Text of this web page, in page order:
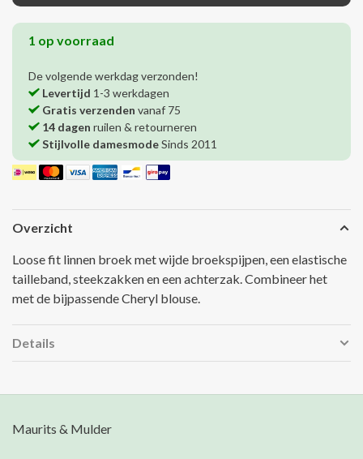
1 op voorraad
De volgende werkdag verzonden!
Levertijd 1-3 werkdagen
Gratis verzenden vanaf 75
14 dagen ruilen & retourneren
Stijlvolle damesmodeSinds 2011
Overzicht
Loose fit linnen broek met wijde broekspijpen, een elastische
tailleband, steekzakken en een achterzak. Combineer het
met de bijpassende Cheryl blouse.
Details
Maurits & Mulder